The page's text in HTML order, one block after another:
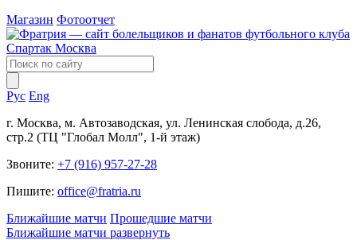
Магазин Фотоотчет
Рус Eng
г. Москва, м. Автозаводская, ул. Ленинская слобода, д.26,
стр.2 (ТЦ "Глобал Молл", 1-й этаж)
Звоните: +7 (916) 957-27-28
Пишите: office@fratria.ru
Ближайшие матчи Прошедшие матчи
Ближайшие матчи развернуть